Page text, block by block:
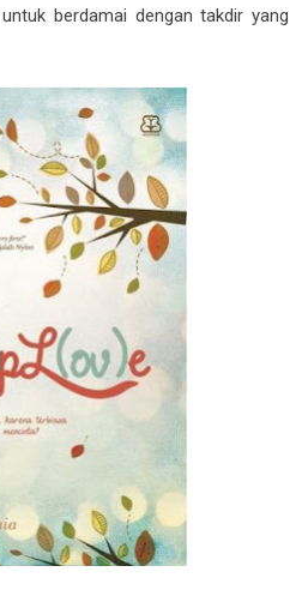
berdamai dengan takdir yang